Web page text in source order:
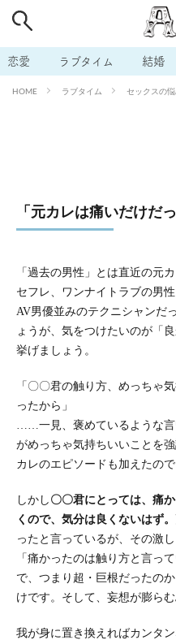
恋愛 ラブタイム 結婚
HOME ラブタイム セックスの
「元カレは痛いだけだ
「過去の男性」とは直近の元
セフレ、ワンナイトラブの男
AV男優並みのテクニシャンだ
ょうが、気をつけたいのが「
挙げましょう。
「〇〇君の触り方、めっち
ったから」
……一見、褒めているような
がめっちゃ気持ちいいことを
カレのエピソードも加えたので
しかし 〇〇君にとっては、痛
くので、気分は良くないはず。
ったと言っているが、その激
「痛かったのは触り方と言っ
で、つまり超・巨根だったの
けです。そして、妄想が膨ら
我が身に置き換えればカンタ
# 男の
# 不倫 # 出会う方法
# ラブグッズ # 体の相性